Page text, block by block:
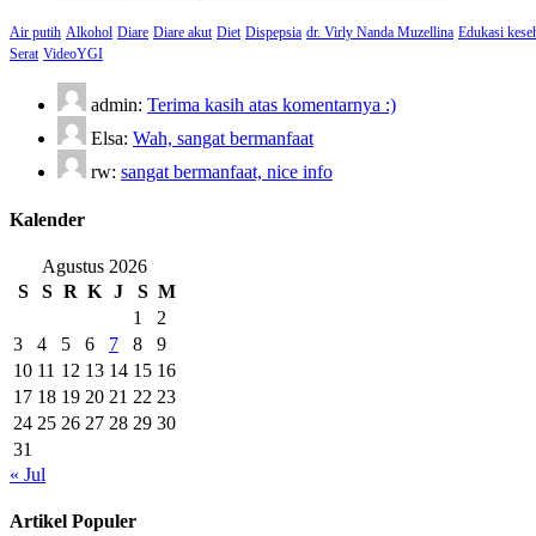
Air putih Alkohol Diare Diare akut Diet Dispepsia dr. Virly Nanda Muzellina Edukasi
Serat VideoYGI
admin: Terima kasih atas komentarnya :)
Elsa: Wah, sangat bermanfaat
rw: sangat bermanfaat, nice info
Kalender
Agustus 2026
S
S R K J S M
1
2
3
4 5 6 7 8
9
10 11 12 13 14 15 16
17 18 19 20 21 22 23
24 25 26 27 28 29 30
31
« Jul
Artikel Populer